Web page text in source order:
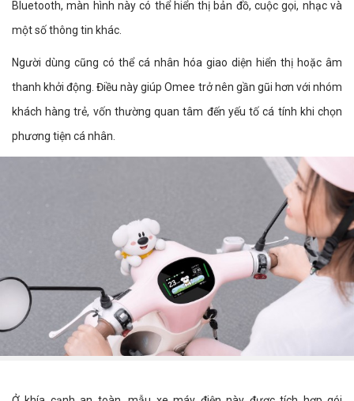
Bluetooth, màn hình này có thể hiển thị bản đồ, cuộc gọi, nhạc và
một số thông tin khác.
Người dùng cũng có thể cá nhân hóa giao diện hiển thị hoặc âm
thanh khởi động. Điều này giúp Omee trở nên gần gũi hơn với nhóm
khách hàng trẻ, vốn thường quan tâm đến yếu tố cá tính khi chọn
phương tiện cá nhân.